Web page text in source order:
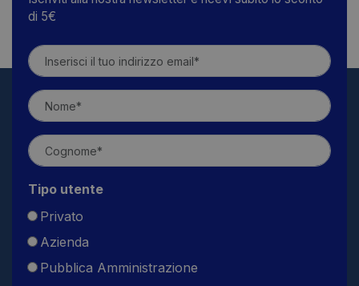
di 5€
Tipo utente
Privato
Azienda
Pubblica Amministrazione